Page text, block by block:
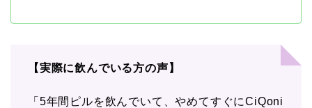
【実際に飲んでいる方の声】
「5年間ピルを飲んでいて、やめてすぐにCiQoni